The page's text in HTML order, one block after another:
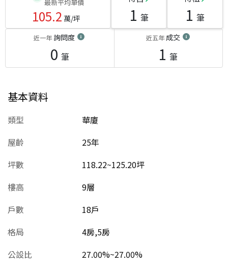
最新平均單價
105.2 萬/坪 1 筆 1 筆
近一年詢問度
0 筆
近五年成交
1 筆
基本資料
類型
華廈
屋齡
25年
坪數
118.22~125.20坪
樓高
9層
戶數
18戶
格局
4房,5房
公設比
27.00%~27.00%